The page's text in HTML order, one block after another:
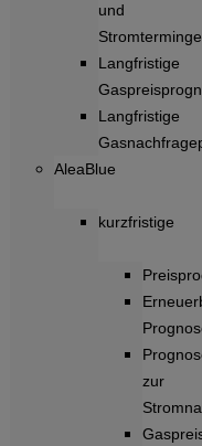
und
Langfristige
Langfristige
AleaBlue
kurzfristige
zur